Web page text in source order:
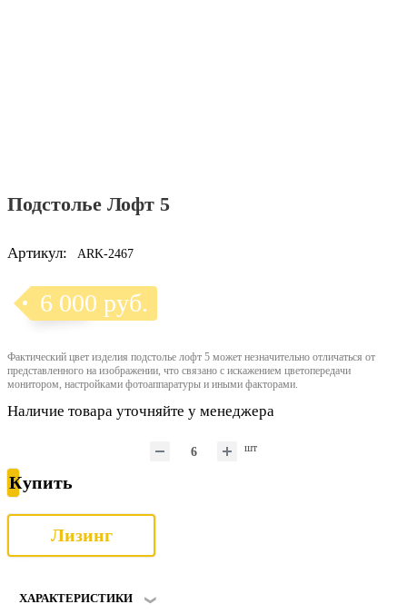
Подстолье Лофт 5
Артикул: ARK-2467
6 000 руб.
Фактический цвет изделия подстолье лофт 5 может незначительно отличаться от
представленного на изображении, что связано с искажением цветопередачи
монитором, настройками фотоаппаратуры и иными факторами.
Наличие товара уточняйте у менеджера
шт
Купить
Лизинг
ХАРАКТЕРИСТИКИ